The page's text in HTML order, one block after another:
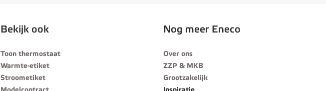
Bekijk ook
Toon thermostaat
Warmte-etiket
Stroometiket
Nog meer Eneco
Over ons
ZZP & MKB
Grootzakelijk